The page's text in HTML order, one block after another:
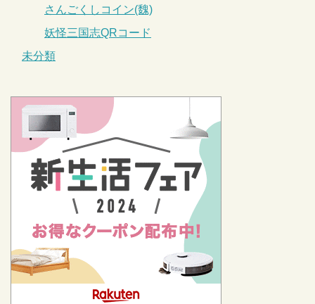
さんごくしコイン(魏)
妖怪三国志QRコード
未分類